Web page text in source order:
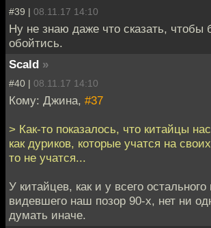
#39 | 08.11.17 14:10
Ну не знаю даже что сказать, чтобы
обойтись.
Scald »
#40 | 08.11.17 14:10
Кому: Джина, #37
> Как-то показалось, что китайцы
как дуриков, которые учатся на
то не учатся...
У китайцев, как и у всего
видевшего наш позор 90-х, нет ни
думать иначе.